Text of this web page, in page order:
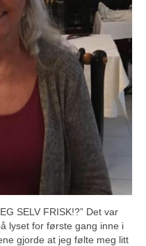
SELV FRISK!?” Det var
lyset for første gang inne i
gjorde at jeg følte meg litt